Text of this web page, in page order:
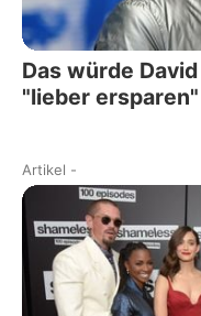
Das würde
"lieber ersparen"
Artikel -